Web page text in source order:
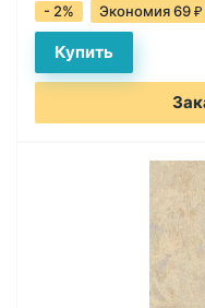
- 2% Экономия 69 ₽